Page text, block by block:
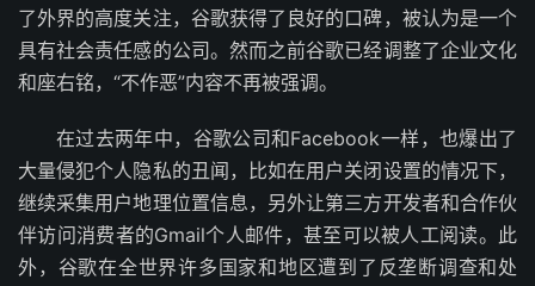
了外界的高度关注，谷歌获得了良好的口碑，被认为是一个
具有社会责任感的公司。然而之前谷歌已经调整了企业文化
和座右铭，“不作恶”内容不再被强调。
在过去两年中，谷歌公司和Facebook一样，也爆出了
大量侵犯个人隐私的丑闻，比如在用户关闭设置的情况下，
继续采集用户地理位置信息，另外让第三方开发者和合作伙
伴访问消费者的Gmail个人邮件，甚至可以被人工阅读。此
外，谷歌在全世界许多国家和地区遭到了反垄断调查和处